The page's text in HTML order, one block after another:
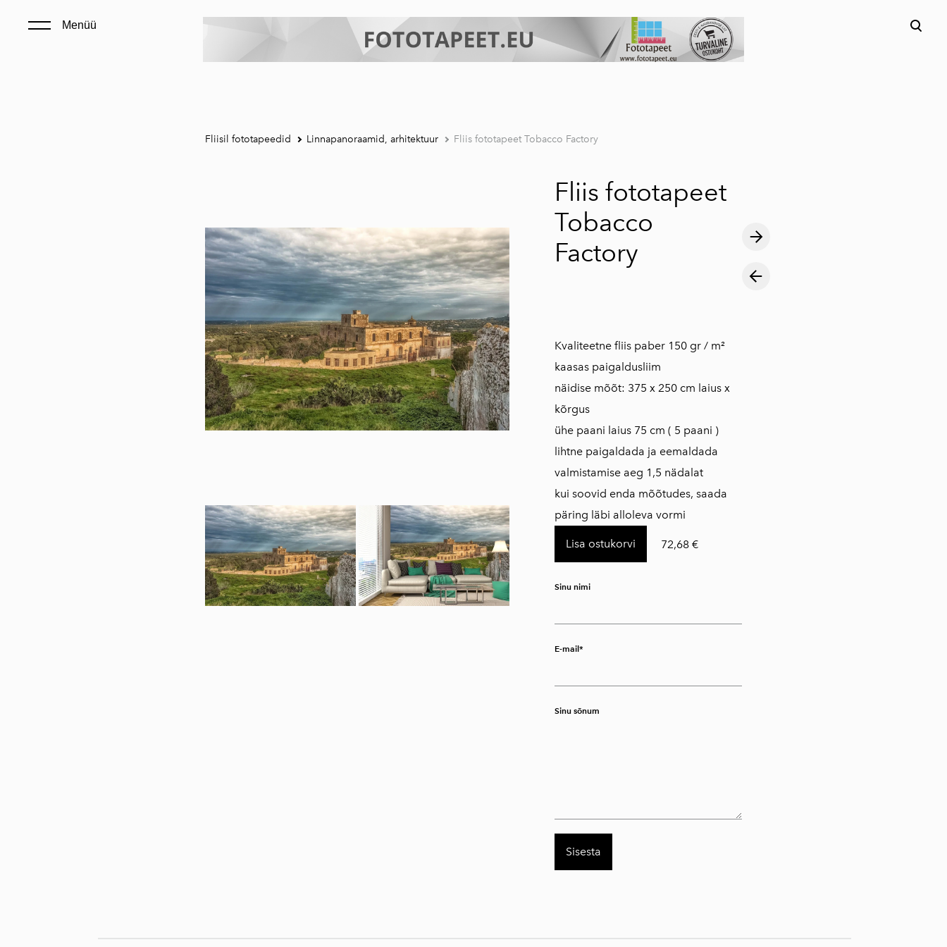
Menüü
lisati ostukorvi.
Fliisil fototapeedid Linnapanoraamid, arhitektuur Fliis fototapeet Tobacco Factory
Fliis fototapeet
Tobacco
Factory
Kvaliteetne fliis paber 150 gr / m²
kaasas paigaldusliim
näidise mõõt: 375 x 250 cm laius x
kõrgus
ühe paani laius 75 cm ( 5 paani )
lihtne paigaldada ja eemaldada
valmistamise aeg 1,5 nädalat
kui soovid enda mõõtudes, saada
päring läbi alloleva vormi
Lisa ostukorvi 72,68 €
Sinu nimi
E-mail
Sinu sõnum